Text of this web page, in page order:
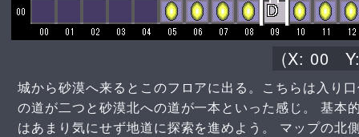
(X: 00
城から砂漠へ来るとこのフロアに出る。こちらは入り
の道が二つと砂漠北への道が一本といった感じ。 基本
はあまり気にせず地道に探索を進めよう。 マップの北